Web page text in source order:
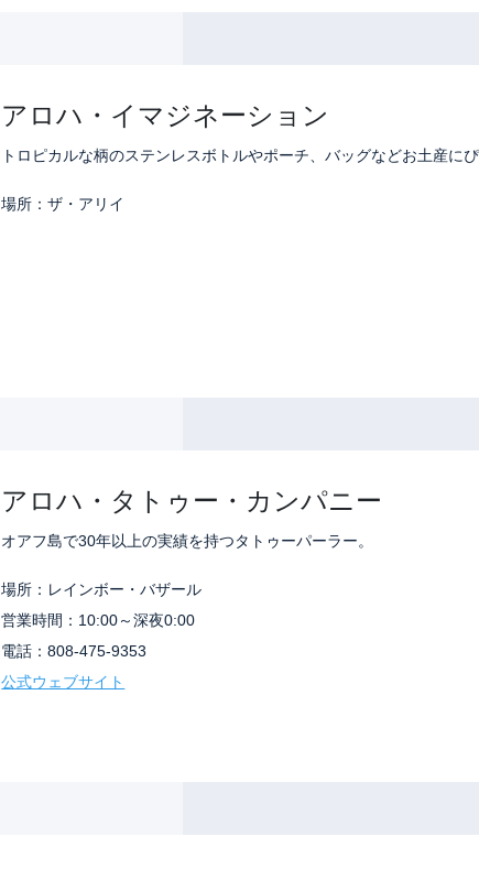
アロハ・イマジネーション
トロピカルな柄のステンレスボトルやポーチ、バッグなどお土産に
場所：ザ・アリイ
アロハ・タトゥー・カンパニー
オアフ島で30年以上の実績を持つタトゥーパーラー。
場所：レインボー・バザール
営業時間：10:00～深夜0:00
電話：808-475-9353
公式ウェブサイト